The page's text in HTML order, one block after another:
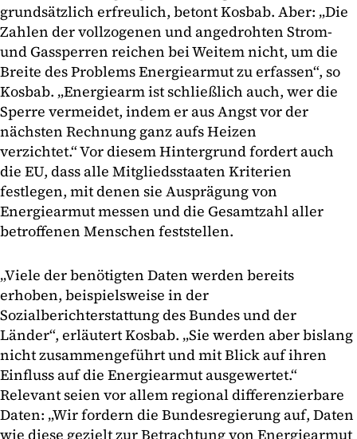
grundsätzlich erfreulich, betont Kosbab. Aber: „Die
Zahlen der vollzogenen und angedrohten Strom-
und Gassperren reichen bei Weitem nicht, um die
Breite des Problems Energiearmut zu erfassen“, so
Kosbab. „Energiearm ist schließlich auch, wer die
Sperre vermeidet, indem er aus Angst vor der
nächsten Rechnung ganz aufs Heizen
verzichtet.“ Vor diesem Hintergrund fordert auch
die EU, dass alle Mitgliedsstaaten Kriterien
festlegen, mit denen sie Ausprägung von
Energiearmut messen und die Gesamtzahl aller
betroffenen Menschen feststellen.
„Viele der benötigten Daten werden bereits
erhoben, beispielsweise in der
Sozialberichterstattung des Bundes und der
Länder“, erläutert Kosbab. „Sie werden aber bislang
nicht zusammengeführt und mit Blick auf ihren
Einfluss auf die Energiearmut ausgewertet.“
Relevant seien vor allem regional differenzierbare
Daten: „Wir fordern die Bundesregierung auf, Daten
wie diese gezielt zur Betrachtung von Energiearmut